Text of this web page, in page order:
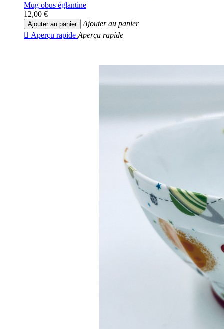
Mug obus églantine
12,00 €
Ajouter au panier
Ajouter au panier
 Aperçu rapide Aperçu rapide